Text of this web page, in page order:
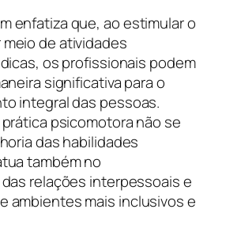
enfatiza que, ao estimular o
de atividades
os profissionais podem
significativa para o
integral das pessoas.
psicomotora não se
das habilidades
também no
relações interpessoais e
ambientes mais inclusivos e